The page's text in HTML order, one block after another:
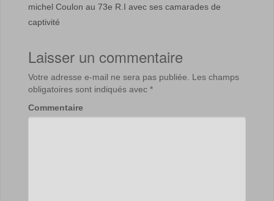
michel Coulon au 73e R.I avec ses camarades de
captivité
Laisser un commentaire
Votre adresse e-mail ne sera pas publiée. Les champs
obligatoires sont indiqués avec *
Commentaire